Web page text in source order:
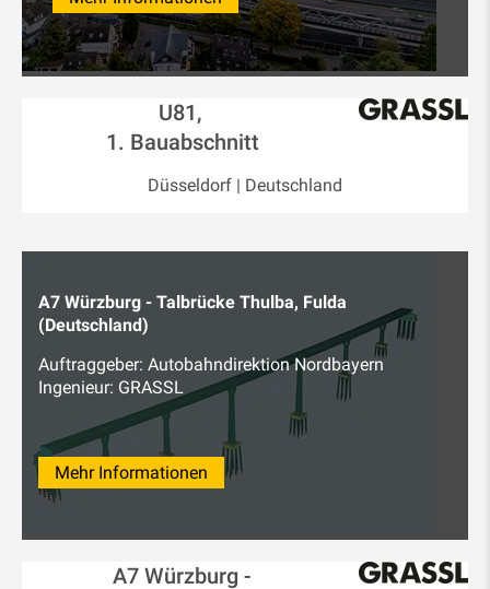
U81,
1. Bauabschnitt
Düsseldorf | Deutschland
A7 Würzburg - Talbrücke Thulba, Fulda
(Deutschland)
Auftraggeber: Autobahndirektion Nordbayern
Ingenieur: GRASSL
Mehr Informationen
A7 Würzburg -